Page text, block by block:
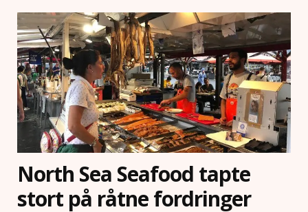
North Sea Seafood tapte
stort på råtne fordringer